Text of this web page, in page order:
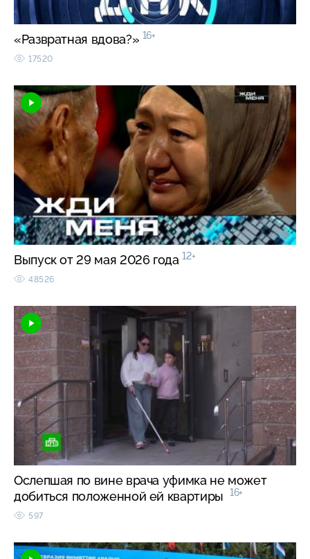
«Развратная вдова?» 16+
17520
Выпуск от 29 мая 2026 года 12+
48526
Ослепшая по вине врача уфимка не может
добиться положенной ей квартиры
16+
597